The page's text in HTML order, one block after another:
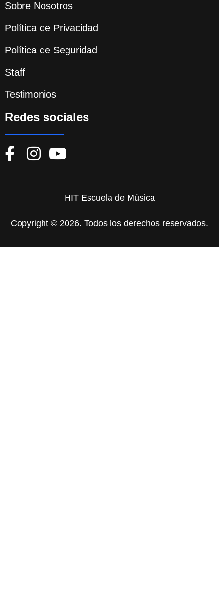
Sobre Nosotros
Política de Privacidad
Política de Seguridad
Staff
Testimonios
Redes sociales
HIT Escuela de Música
Copyright © 2026. Todos los derechos reservados.